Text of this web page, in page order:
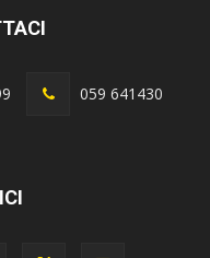
059 641430